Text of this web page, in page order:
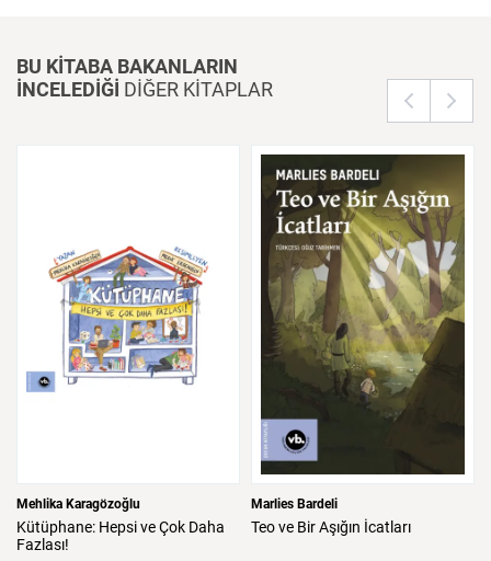
BU KİTABA BAKANLARIN
İNCELEDİĞİ DİĞER KİTAPLAR
Mehlika Karagözoğlu
Kütüphane: HepsiveÇok Daha
Fazlası!
Marlies Bardeli
Teove BirAşığın İcatları